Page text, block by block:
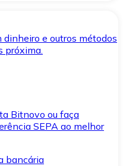
e outros métodos
próxima.
Bitnovo ou faça
SEPA ao melhor
bancária